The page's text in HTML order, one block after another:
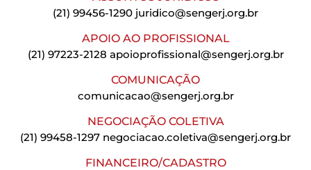
(21) 99456-1290 juridico@sengerj.org.br
APOIO AO PROFISSIONAL
(21) 97223-2128 apoioprofissional@sengerj.org.br
COMUNICAÇÃO
comunicacao@sengerj.org.br
NEGOCIAÇÃO COLETIVA
(21) 99458-1297 negociacao.coletiva@sengerj.org.br
FINANCEIRO/CADASTRO